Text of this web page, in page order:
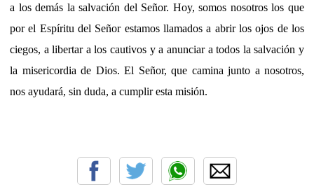
a los demás la salvación del Señor. Hoy, somos nosotros los que
por el Espíritu del Señor estamos llamados a abrir los ojos de los
ciegos, a libertar a los cautivos y a anunciar a todos la salvación y
la misericordia de Dios. El Señor, que camina junto a nosotros,
nos ayudará, sin duda, a cumplir esta misión.